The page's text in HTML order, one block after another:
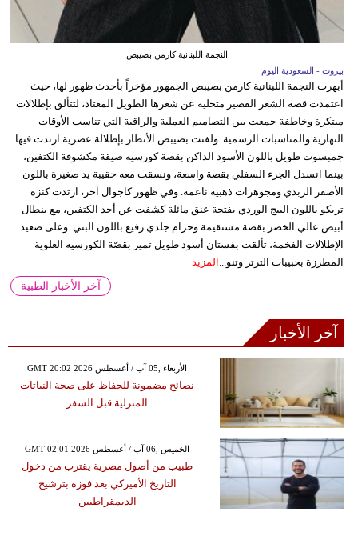
النجمة اللبنانية كارمن بصيبص
بيروت - السعودية اليوم
أبهرت النجمة اللبنانية كارمن بصيبص الجمهور مؤخراً بأحدث ظهور لها، حيث
اعتمدت قصة الشعر القصير متخلية عن شعرها الطويل المعتاد، لتتألق بإطلالات
مبتكرة وخاطفة جمعت بين التصاميم العملية والراقية التي تناسب الأوقات
النهارية والمناسبات الرسمية. ولفتت بصيبص الأنظار بإطلالة عصرية ارتدت فيها
جمبسوت طويل باللون الأسود الداكن بقصة كورسيه ضيقة مكشوفة الكتفين،
بينما انسدل الجزء السفلي بقصة واسعة، ونسقت معه حقيبة يد صغيرة باللون
الأصفر الزبدي ومجوهرات ذهبية ناعمة. وفي ظهور كاجوال آخر، ارتدت كنزة
تريكو باللون البيج الوردي بفتحة عنق مائلة كشفت عن أحد الكتفين، مع بنطال
أبيض عالي الخصر بقصة مستقيمة وحزام جلدي رفيع باللون البني. وعلى صعيد
الإطلالات الفخمة، تألقت بفستان أسود طويل تميز بقصّة الكورسيه العلوية
المطرزة بحبيبات الترتر وتنو... المزيد
آخر الأخبار الطبية
آخر الأخبار
GMT 20:02 2026 الأربعاء ,05 آب / أغسطس
نصائح مضمونة للحفاظ على صحة النباتات
المنزلية قبل السفر
GMT 02:01 2026 الخميس ,06 آب / أغسطس
طبيب من أصول مصرية يقترب من دخول
التاريخ الأميركي بعد فوزه بترشيح
الديمقراطيين